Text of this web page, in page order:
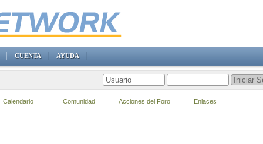
CUENTA AYUDA
Calendario Comunidad Acciones del Foro Enlaces